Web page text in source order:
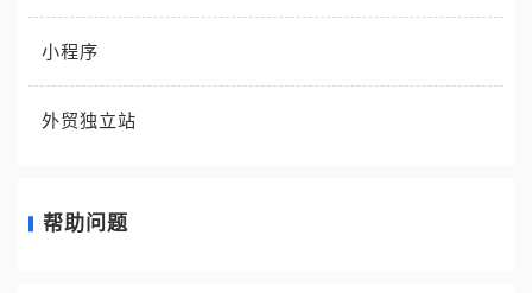
小程序
外贸独立站
帮助问题